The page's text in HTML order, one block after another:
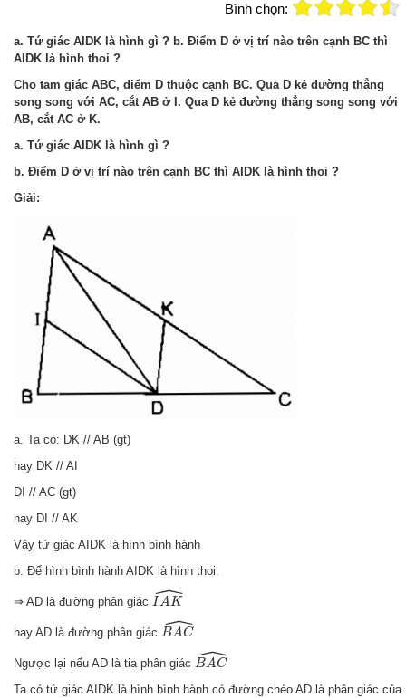
Bình chọn:
a. Tứ giác AIDK là hình gì ? b. Điểm D ở vị trí nào trên cạnh BC thì
AIDK là hình thoi ?
Cho tam giác ABC, điểm D thuộc cạnh BC. Qua D kẻ đường thẳng
song song với AC, cắt AB ở I. Qua D kẻ đường thẳng song song với
AB, cắt AC ở K.
a. Tứ giác AIDK là hình gì ?
b. Điểm D ở vị trí nào trên cạnh BC thì AIDK là hình thoi ?
Giải:
a. Ta có: DK // AB (gt)
hay DK // AI
DI // AC (gt)
hay DI // AK
Vậy tứ giác AIDK là hình bình hành
b. Để hình bình hành AIDK là hình thoi.
⇒ AD là đường phân giác ˆ
IAK
AK^
hay AD là đường phân giác ˆ
BAC
BAC^
Ngược lại nếu AD là tia phân giác ˆ
BAC
BAC^
Ta có tứ giác AIDK là hình bình hành có đường chéo AD là phân giác của